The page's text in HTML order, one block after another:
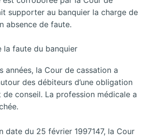
supporter au banquier la charge de
absence de faute.
la faute du banquier
années, la Cour de cassation a
des débiteurs d’une obligation
de conseil. La profession médicale a
date du 25 février 1997147, la Cour